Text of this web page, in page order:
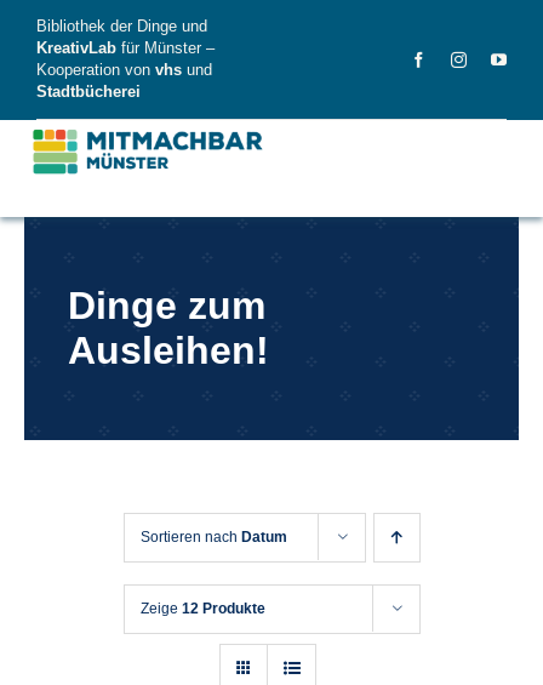
content
Bibliothek der Dinge und
KreativLab für Münster –
Kooperation von vhs und
Stadtbücherei
DingeDinge zum
Ausleihen!
Sortieren nach Datum
Zeige 12 Produkte